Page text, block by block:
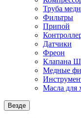
Труба
Фильтры
Припой
Датчики
Фреон
Клапана
Медные
Масла для
Везде